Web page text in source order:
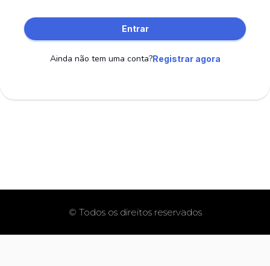
Entrar
Ainda não tem uma conta?Registrar agora
© Todos os direitos reservados